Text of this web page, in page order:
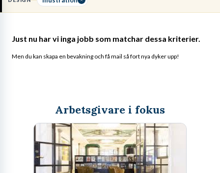
verktyg som Adobe Illustrator och förståelse förUI-principer.
Löneguide Arbetsuppgifter Utbildningsguide
Just nu har vi inga jobb som matchar dessa kriterier.
Men du kan skapa en bevakning och få mail så fort nya dyker upp!
Arbetsgivare i fokus